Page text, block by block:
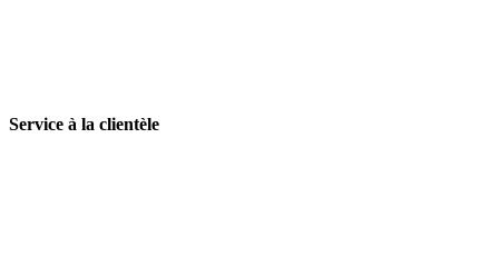
Service à la clientèle